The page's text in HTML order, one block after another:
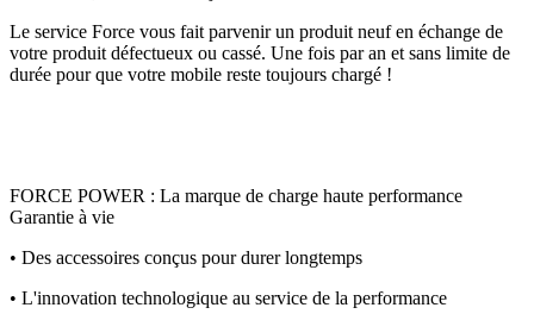
Le service Force vous fait parvenir un produit neuf en échange de
votre produit défectueux ou cassé. Une fois par an et sans limite de
durée pour que votre mobile reste toujours chargé !
FORCE POWER : La marque de charge haute performance
Garantie à vie
• Des accessoires conçus pour durer longtemps
• L'innovation technologique au service de la performance